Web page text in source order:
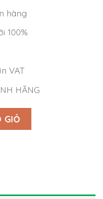
hàng
100%
VAT
HÃNG
40H-24 (40.1W 24V
GIỎ